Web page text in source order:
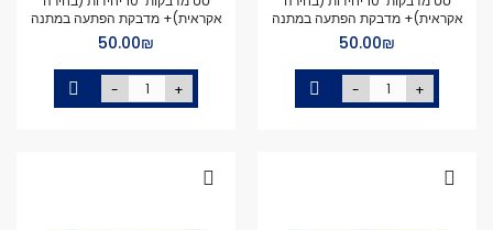
אקראית)+ מדבקת הפתעה במתנה
₪‏50.00
- +
אקראית)+ מדבקת הפתעה במתנה
₪‏50.00
- +